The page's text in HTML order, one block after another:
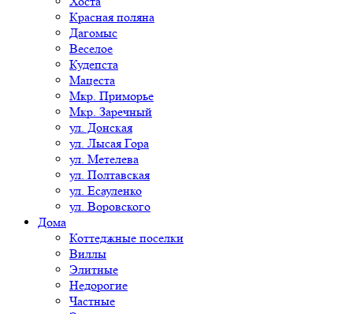
Красная поляна
Дагомыс
Веселое
Кудепста
Мацеста
Мкр. Приморье
Мкр. Заречный
ул. Донская
ул. Лысая Гора
ул. Метелева
ул. Полтавская
ул. Есауленко
ул. Воровского
Дома
Коттеджные поселки
Виллы
Элитные
Недорогие
Частные